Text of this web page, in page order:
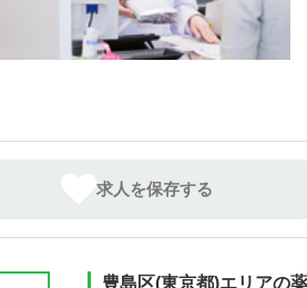
求人を保存する
豊島区(東京都)エリアの